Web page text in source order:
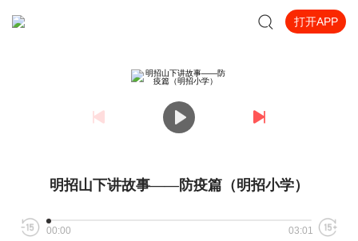
打开APP
明招山下讲故事——防疫篇（明招小学）
00:00 03:01